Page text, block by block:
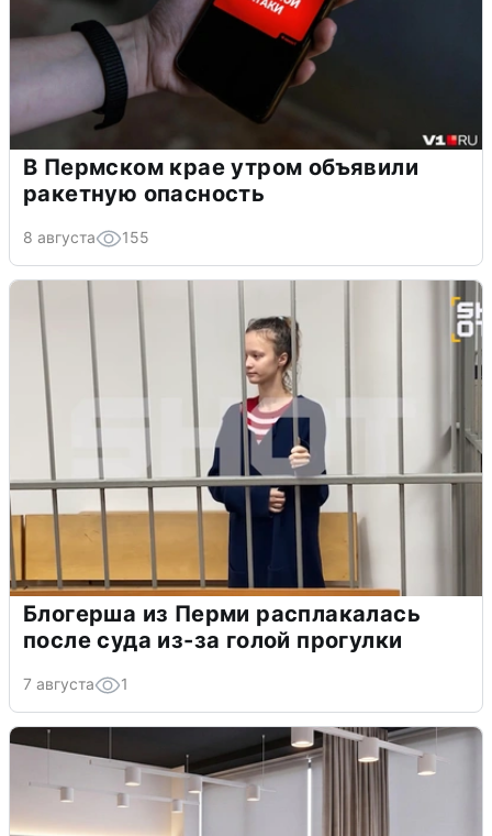
В Пермском крае утром объявили
ракетную опасность
8 августа 155
Блогерша из Перми расплакалась
после суда из-за голой прогулки
7 августа 1